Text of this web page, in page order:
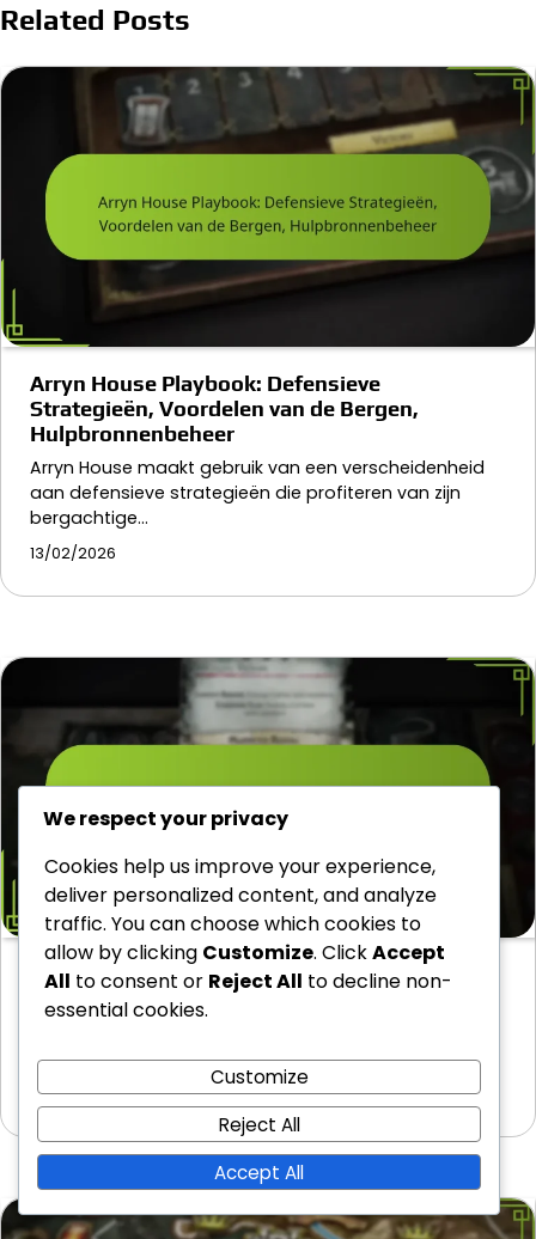
Related Posts
Arryn House Playbook: Defensieve
Strategieën, Voordelen van de Bergen,
Hulpbronnenbeheer
Arryn House maakt gebruik van een verscheidenheid
aan defensieve strategieën die profiteren van zijn
bergachtige…
13/02/2026
Lannister Huis Playbook: Initiële Tactieken,
Economische Voordelen, Conflictstrategieën
manoeuvres en het beheer van middelen, waarbij…
16/02/2026
We respect your privacy
Cookies help us improve your experience,
deliver personalized content, and analyze
traffic. You can choose which cookies to
allow by clicking Customize. ClickAccept
All to consent or Reject All to decline non-
essential cookies.
Customize
Reject All
Accept All